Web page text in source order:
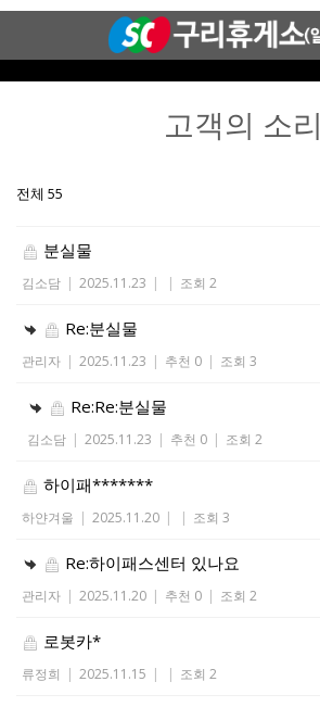
고객의 소리
전체 55
분실물
김소담 | 2025.11.23 | | 조회 2
Re:분실물
관리자 | 2025.11.23 | 추천 0 | 조회 3
Re:Re:분실물
김소담 | 2025.11.23 | 추천 0 | 조회 2
하이패*******
하얀겨울 | 2025.11.20 | | 조회 3
Re:하이패스센터 있나요
관리자 | 2025.11.20 | 추천 0 | 조회 2
로봇카*
류정희 | 2025.11.15 | | 조회 2